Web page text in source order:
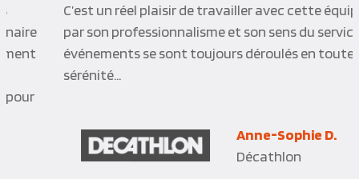
C’est un réel plaisir de travailler avec cette équipe de
par son professionnalisme et son sens du service. Les
événements se sont toujours déroulés en toute
sérénité…
Anne-Sophie D.
Décathlon